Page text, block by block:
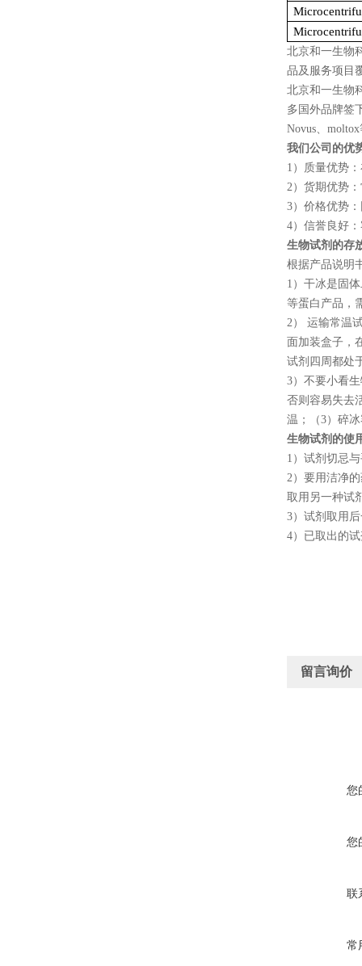
北京和一生物
品及服务项目
北京和一生物
多国外品牌签
Novus、 moltox
我们公司的优
1 ）质量优势
2）货期优势
3）价格优势
4）信誉良好
生物试剂的存
根据产品说明
1 ）干冰是固
等蛋白产品，
2） 运输常温
面加装盒子，
试剂四周都处
3）不要小看
否则容易失去
温；（3）碎
生物试剂的使
1 ）试剂切忌
2）要用洁净
取用另一种试
3）试剂取用
4）已取出的
留言询价
您
您
联
常